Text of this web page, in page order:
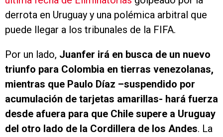
derrota en Uruguay y una polémica arbitral que
puede llegar a los tribunales de la FIFA.
Por un lado, Juanfer irá en busca de un nuevo
triunfo para Colombia en tierras venezolanas,
mientras que Paulo Díaz –suspendido por
acumulación de tarjetas amarillas- hará fuerza
desde afuera para que Chile supere a Uruguay
del otro lado de la Cordillera de los Andes. La